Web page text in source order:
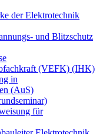
der Elektrotechnik
und Blitzschutz
(VEFK) (IHK)
in
(AuS)
für